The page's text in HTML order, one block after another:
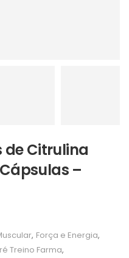
de Citrulina
–
, Força e Energia,
Treino Farma,